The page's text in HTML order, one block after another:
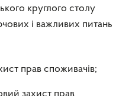
круглого столу
і важливих питань
прав споживачів;